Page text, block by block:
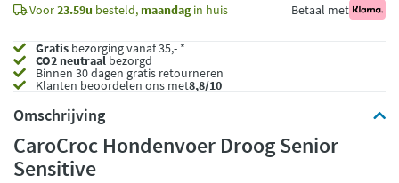
Voor23.59u besteld, maandagin huis Betaal met
Gratis bezorging vanaf 35,- *
CO2 neutraalbezorgd
Binnen 30 dagen gratis retourneren
Klanten beoordelen ons met8,8/10
Omschrijving
CaroCroc Hondenvoer Droog Senior
Sensitive